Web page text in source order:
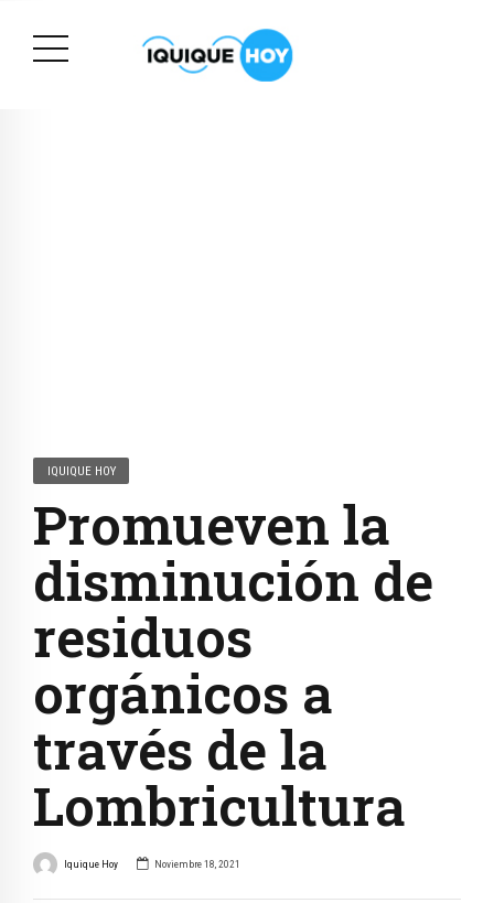
IQUIQUE HOY
Promueven la
disminución de
residuos
orgánicos a
través de la
Lombricultura
Iquique Hoy Noviembre 18, 2021